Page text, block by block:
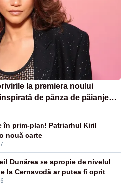
la premiera noului
de pânza de păianjen a
în prim-plan! Patriarhul Kiril
nouă carte
Dunărea se apropie de nivelul
la Cernavodă ar putea fi oprit